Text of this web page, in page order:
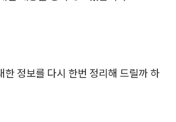
한 정보를 다시 한번 정리해 드릴까 하